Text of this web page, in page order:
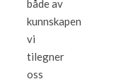
både av
kunnskapen
vi
tilegner
oss